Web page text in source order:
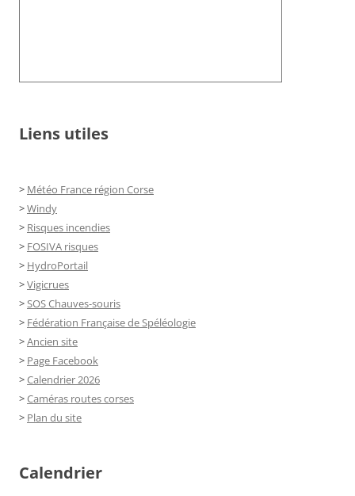
Liens utiles
> Météo France région Corse
>Windy
> Risques incendies
> FOSIVA risques
> HydroPortail
>Vigicrues
>SOS Chauves-souris
> Fédération Française de Spéléologie
>Ancien site
> Page Facebook
>Calendrier 2026
>Caméras routes corses
> Plan du site
Calendrier